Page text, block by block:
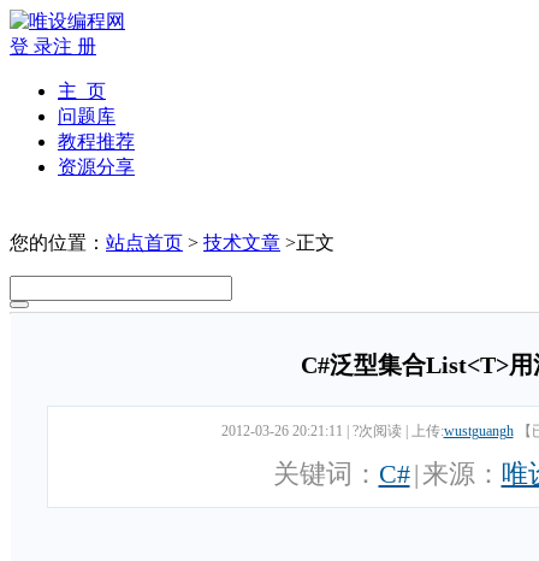
登 录注 册
主 页
问题库
教程推荐
资源分享
您的位置： 站点首页 > 技术文章 >正文
C#泛型集合List<T>用
2012-03-26 20:21:11 ?次阅读 上传:wustguangh
关键词： C#| 来源： 唯